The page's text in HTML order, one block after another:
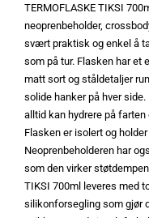
TERMOFLASKE TIKSI
neoprenbeholder,
svært praktisk og enkel å
som på tur. Flasken har et
matt sort og ståldetaljer
solide hanker på hver
alltid kan hydrere på
Flasken er isolert og
Neoprenbeholderen har
som den virker
TIKSI 700ml leveres med
silikonforsegling som gjør